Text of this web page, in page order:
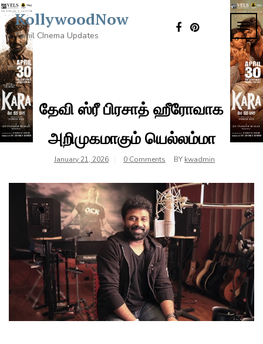
Skip
to
content
KollywoodNow
Tamil CInema Updates
தேவி ஸ்ரீ பிரசாத் ஹீரோவாக
அறிமுகமாகும் யெல்லம்மா
January 21, 2026 0 Comments BY kwadmin